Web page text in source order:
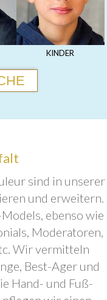
KINDER
sind in unserer
und erweitern.
ebenso wie
Moderatoren,
Wir vermitteln
Best-Ager und
Hand- und Fuß-